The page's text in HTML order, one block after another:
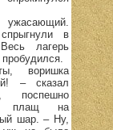
ужасающий.
в
лагерь
воришка
– сказал
поспешно
плащ на
шар. – Ну,